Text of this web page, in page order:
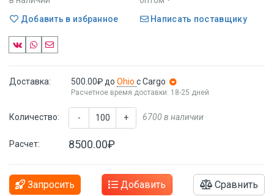
Добавить в избранное
Написать поставщику
Доставка: 500.00₽ до Ohio с Cargo
Расчетное время доставки: 18-25 дней
Количество: - + 6700 в наличии
Расчет: 8500.00₽
Запросить Добавить Сравнить